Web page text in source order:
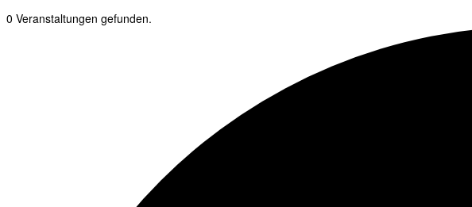
0 Veranstaltungen gefunden.